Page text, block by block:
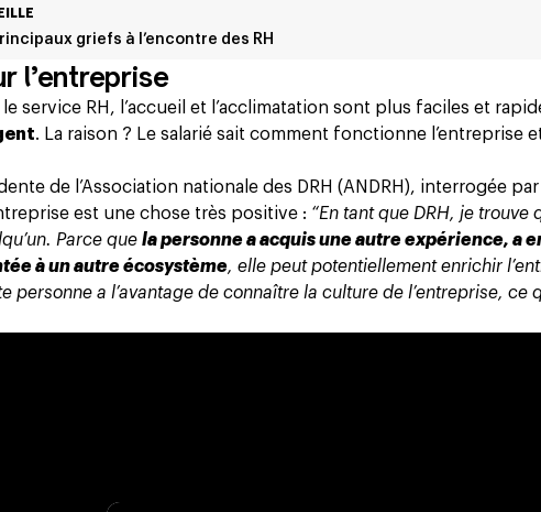
griefs à l’encontre des RH
l’entreprise
service RH, l’accueil et l’acclimatation sont plus faciles et
. La raison ? Le salarié sait comment fonctionne l’entreprise
de l’Association nationale des DRH (ANDRH), interrogée par
est une chose très positive : “En tant que DRH, je trouve
Parce que la personne a acquis une autre expérience, a
à un autre écosystème, elle peut potentiellement enrichir
personne a l’avantage de connaître la culture de l’entreprise, ce